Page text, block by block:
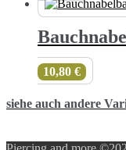
10,80 €
siehe auch andere